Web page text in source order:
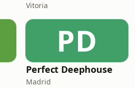
Vitoria
PD
Perfect Deephouse
Madrid